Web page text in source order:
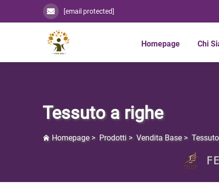
[email protected]
Homepage Chi
Tessuto a righe
Homepage > Prodotti > Vendita Base >